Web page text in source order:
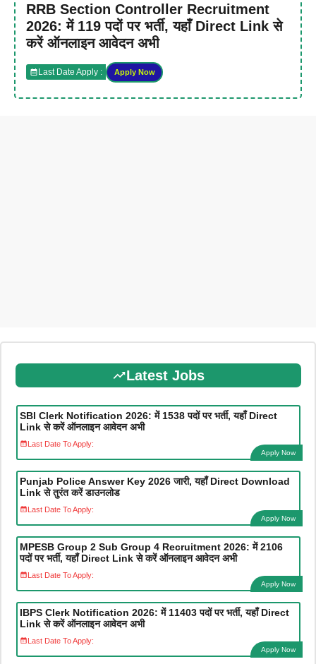
RRB Section Controller Recruitment
2026: में 119 पदों पर भर्ती, यहाँ Direct Link से
करें ऑनलाइन आवेदन अभी
Last Date Apply : Apply Now
Latest Jobs
SBI Clerk Notification 2026: में 1538 पदों पर भर्ती, यहाँ Direct
Link से करें ऑनलाइन आवेदन अभी
Last Date To Apply:
Apply Now
Punjab Police Answer Key 2026 जारी, यहाँ Direct Download
Link से तुरंत करें डाउनलोड
Last Date To Apply:
Apply Now
MPESB Group 2 Sub Group 4 Recruitment 2026: में 2106
पदों पर भर्ती, यहाँ Direct Link से करें ऑनलाइन आवेदन अभी
Last Date To Apply:
Apply Now
IBPS Clerk Notification 2026: में 11403 पदों पर भर्ती, यहाँ Direct
Link से करें ऑनलाइन आवेदन अभी
Last Date To Apply:
Apply Now